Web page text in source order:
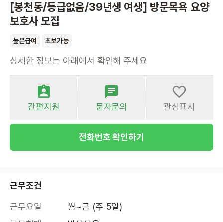
[봉천동/등급없음/39년생 여생] 방문목욕 요양
보호사 모집
높은급여 초보가능
상세한 정보는 아래에서 확인해 주세요
간편지원 문자문의 관심표시
전화번호 확인하기
근무조건
근무요일
월~금 (주 5일)